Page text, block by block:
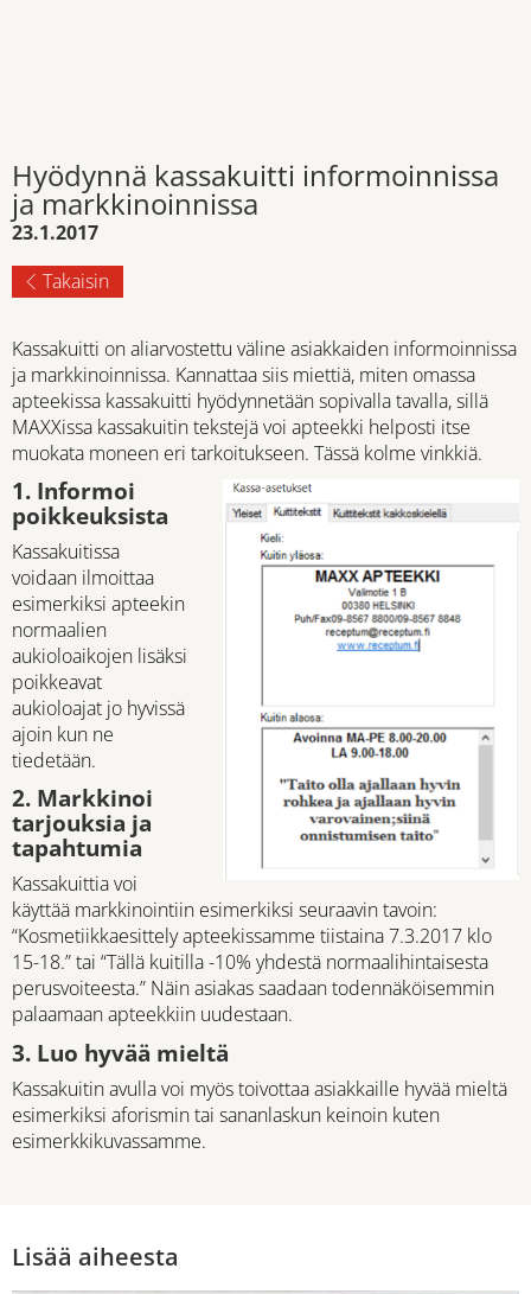
Hyödynnä kassakuitti informoinnissa
ja markkinoinnissa
23.1.2017
Takaisin
Kassakuitti on aliarvostettu väline asiakkaiden informoinnissa
ja markkinoinnissa. Kannattaa siis miettiä, miten omassa
apteekissa kassakuitti hyödynnetään sopivalla tavalla, sillä
MAXXissa kassakuitin tekstejä voi apteekki helposti itse
muokata moneen eri tarkoitukseen. Tässä kolme vinkkiä.
1. Informoi
poikkeuksista
Kassakuitissa
voidaan ilmoittaa
esimerkiksi apteekin
normaalien
aukioloaikojen lisäksi
poikkeavat
aukioloajat jo hyvissä
ajoin kun ne
tiedetään.
2. Markkinoi
tarjouksia ja
tapahtumia
Kassakuittia voi
käyttää markkinointiin esimerkiksi seuraavin tavoin:
“Kosmetiikkaesittely apteekissamme tiistaina 7.3.2017 klo
15-18.” tai “Tällä kuitilla -10% yhdestä normaalihintaisesta
perusvoiteesta.” Näin asiakas saadaan todennäköisemmin
palaamaan apteekkiin uudestaan.
3. Luo hyvää mieltä
Kassakuitin avulla voi myös toivottaa asiakkaille hyvää mieltä
esimerkiksi aforismin tai sananlaskun keinoin kuten
esimerkkikuvassamme.
Lisää aiheesta